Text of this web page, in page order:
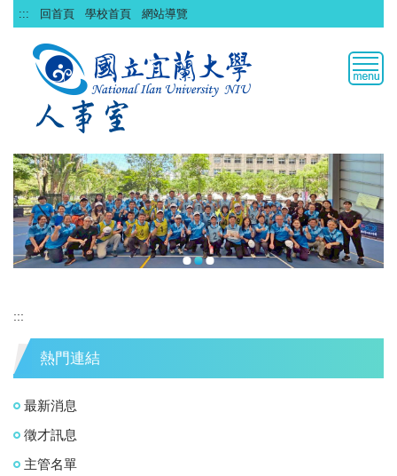
跳
到
::: 回首頁 學校首頁 網站導覽
:::
熱門連結
最新消息
徵才訊息
主管名單